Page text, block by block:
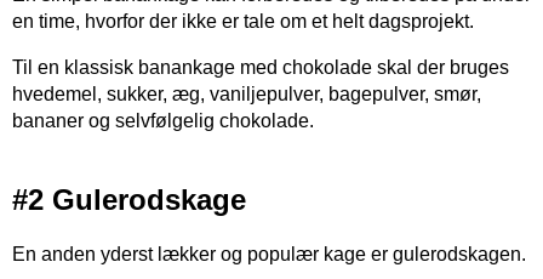
en time, hvorfor der ikke er tale om et helt dagsprojekt.
Til en klassisk banankage med chokolade skal der bruges
hvedemel, sukker, æg, vaniljepulver, bagepulver, smør,
bananer og selvfølgelig chokolade.
#2 Gulerodskage
En anden yderst lækker og populær kage er gulerodskagen.